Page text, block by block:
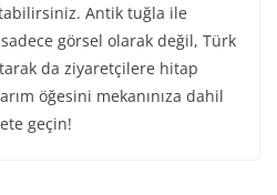
Antik tuğla ile
görsel olarak değil, Türk
da ziyaretçilere hitap
öğesini mekanınıza dahil
geçin!